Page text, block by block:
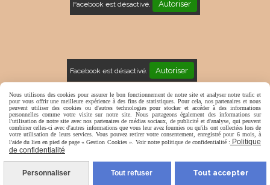
Facebook est désactivé. Autoriser
Facebook est désactivé. Autoriser
Mentions Légales Conditions générales de vente
Politique de confidentialité Gestion cookies Mon Compte
Nous utilisons des cookies pour assurer le bon fonctionnement de notre site et analyser notre trafic et
pour vous offrir une meilleure expérience à des fins de statistiques. Pour cela, nos partenaires et nous
peuvent utiliser des cookies ou d'autres technologies pour stocker et accéder à des informations
personnelles comme votre visite sur notre site. Nous partageons également des informations sur
l'utilisation de notre site avec nos partenaires de médias sociaux, de publicité et d'analyse, qui peuvent
combiner celles-ci avec d'autres informations que vous leur avez fournies ou qu'ils ont collectées lors de
votre utilisation de leurs services. Vous pouvez retirer votre consentement, enregistré pour 6 mois, à
l'aide du lien en pied de page « Gestion Cookies ». Voir notre politique de confidentialité : Politique
de confidentialité
Personnaliser Tout refuser Tout accepter